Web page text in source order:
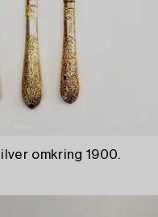
omkring 1900.